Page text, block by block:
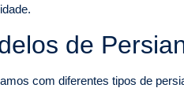
de
com diferentes tipos de